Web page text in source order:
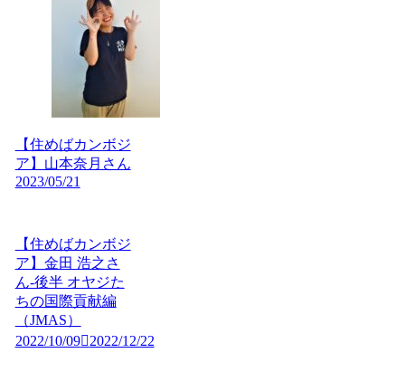
【住めばカンボジ
ア】山本奈月さん
2023/05/21
【住めばカンボジ
ア】金田 浩之さ
ん-後半 オヤジた
ちの国際貢献編
（JMAS）
2022/10/09
2022/12/22